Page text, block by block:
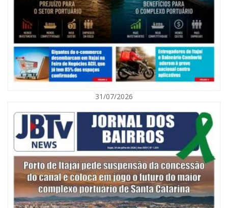
08/08/2026 | 07:00
Agosto Laranja mobiliza Navegantes com ações de prevenção de
deficiências e inclusão social
BALNEÁRIO CAMBORIÚ
31/07/2026